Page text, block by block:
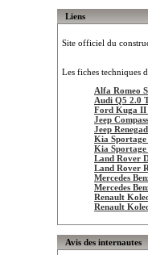
Liens
Site officiel du
Les fiches techniques
Alfa Romeo
Audi Q5 2.0
Ford Kuga II
Jeep
Jeep
Kia
Kia Sportage
Land Rover
Land Rover
Mercedes
Mercedes
Renault
Renault
Avis des internautes